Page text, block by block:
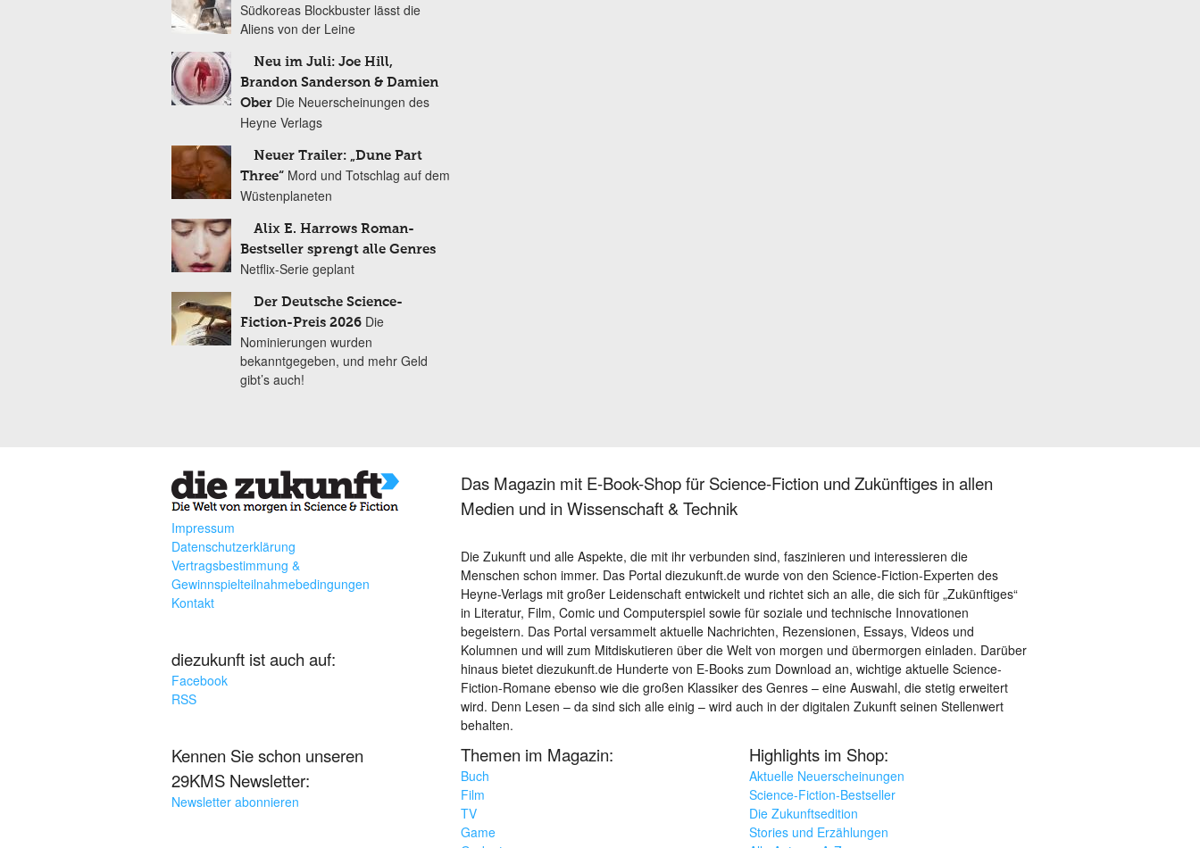
Südkoreas Blockbuster lässt die
Aliens von der Leine
Neu im Juli: Joe Hill,
Brandon Sanderson & Damien
Ober Die Neuerscheinungen des
Heyne Verlags
Neuer Trailer: „Dune Part
Three“ Mord und Totschlag auf dem
Wüstenplaneten
Alix E. Harrows Roman-
Bestseller sprengt alle Genres
Netflix-Serie geplant
Der Deutsche Science-
Fiction-Preis 2026 Die
Nominierungen wurden
bekanntgegeben, und mehr Geld
gibt’s auch!
Impressum
Datenschutzerklärung
Vertragsbestimmung &
Gewinnspielteilnahmebedingungen
Kontakt
diezukunft ist auch auf:
Facebook
RSS
Kennen Sie schon unseren
29KMS Newsletter:
Newsletter abonnieren
Das Magazin mit E-Book-Shop für Science-Fiction und Zukünftiges in allen
Medien und in Wissenschaft & Technik
Die Zukunft und alle Aspekte, die mit ihr verbunden sind, faszinieren und interessieren die
Menschen schon immer. Das Portal diezukunft.de wurde von den Science-Fiction-Experten des
Heyne-Verlags mit großer Leidenschaft entwickelt und richtet sich an alle, die sich für „Zukünftiges“
in Literatur, Film, Comic und Computerspiel sowie für soziale und technische Innovationen
begeistern. Das Portal versammelt aktuelle Nachrichten, Rezensionen, Essays, Videos und
Kolumnen und will zum Mitdiskutieren über die Welt von morgen und übermorgen einladen. Darüber
hinaus bietet diezukunft.de Hunderte von E-Books zum Download an, wichtige aktuelle Science-
Fiction-Romane ebenso wie die großen Klassiker des Genres – eine Auswahl, die stetig erweitert
wird. Denn Lesen – da sind sich alle einig – wird auch in der digitalen Zukunft seinen Stellenwert
behalten.
Themen im Magazin:
Buch
Film
TV
Game
Highlights im Shop:
Aktuelle Neuerscheinungen
Science-Fiction-Bestseller
Die Zukunftsedition
Stories und Erzählungen